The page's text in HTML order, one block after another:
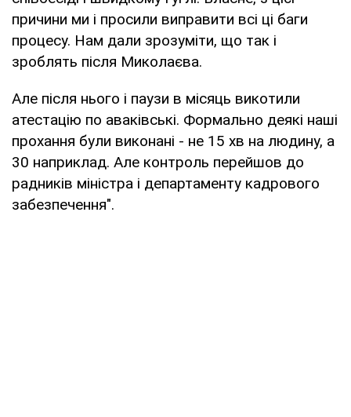
причини ми і просили виправити всі ці баги
процесу. Нам дали зрозуміти, що так і
зроблять після Миколаєва.
Але після нього і паузи в місяць викотили
атестацію по аваківські. Формально деякі наші
прохання були виконані - не 15 хв на людину, а
30 наприклад. Але контроль перейшов до
радників міністра і департаменту кадрового
забезпечення".